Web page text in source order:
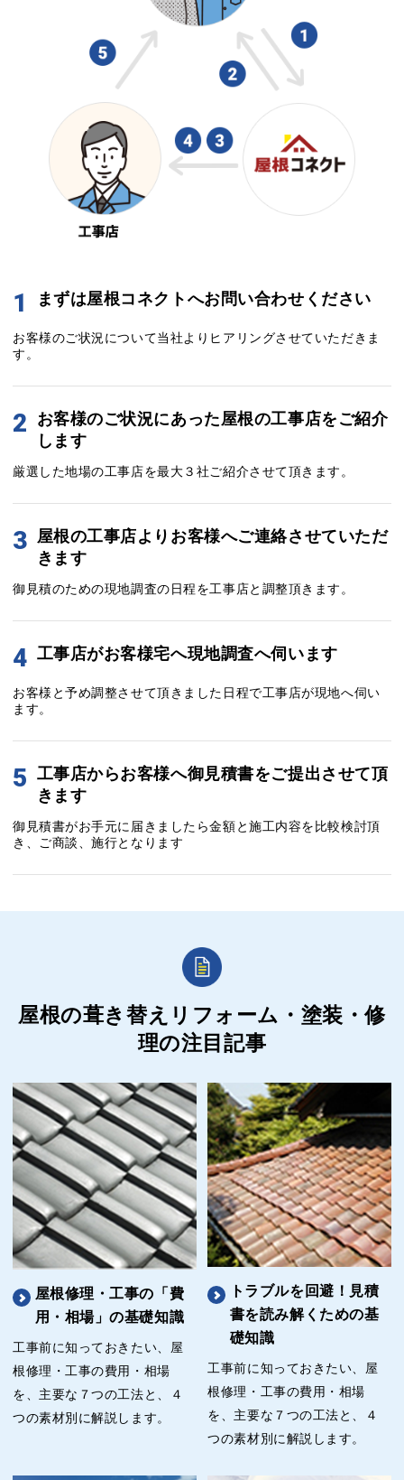
1 まずは屋根コネクトへお問い合わせください
お客様のご状況について当社よりヒアリングさせていただきま
す。
2
お客様のご状況にあった屋根の工事店をご紹介
します
厳選した地場の工事店を最大３社ご紹介させて頂きます。
3 屋根の工事店よりお客様へご連絡させていただ
きます
御見積のための現地調査の日程を工事店と調整頂きます。
4 工事店がお客様宅へ現地調査へ伺います
お客様と予め調整させて頂きました日程で工事店が現地へ伺い
ます。
5 工事店からお客様へ御見積書をご提出させて頂
きます
御見積書がお手元に届きましたら金額と施工内容を比較検討頂
き、ご商談、施行となります
屋根の葺き替えリフォーム・塗装・修
理の注目記事
屋根修理・工事の「費
用・相場」の基礎知識
工事前に知っておきたい、屋
根修理・工事の費用・相場
を、主要な７つの工法と、４
つの素材別に解説します。
トラブルを回避！見積
書を読み解くための基
礎知識
工事前に知っておきたい、屋
根修理・工事の費用・相場
を、主要な７つの工法と、４
つの素材別に解説します。